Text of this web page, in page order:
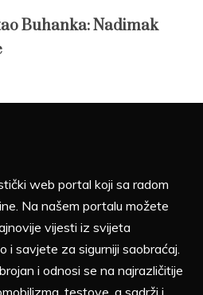
Buhanka: Nadimak
web portal koji sa radom
Na našem portalu možete
vijesti iz svijeta
i savjete za sigurniji saobraćaj.
i odnosi se na najrazličitije
testove, a sadrži i